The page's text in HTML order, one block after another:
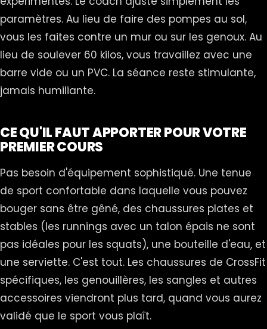
paramètres. Au lieu de faire des pompes au sol,
vous les faites contre un mur ou sur les genoux. Au
lieu de soulever 60 kilos, vous travaillez avec une
barre vide ou un PVC. La séance reste stimulante,
jamais humiliante.
CE QU'IL FAUT APPORTER POUR VOTRE
PREMIER COURS
Pas besoin d'équipement sophistiqué. Une tenue
de sport confortable dans laquelle vous pouvez
bouger sans être gêné, des chaussures plates et
stables (les runnings avec un talon épais ne sont
pas idéales pour les squats), une bouteille d'eau, et
une serviette. C'est tout. Les chaussures de CrossFit
spécifiques, les genouillères, les sangles et autres
accessoires viendront plus tard, quand vous aurez
validé que le sport vous plaît.